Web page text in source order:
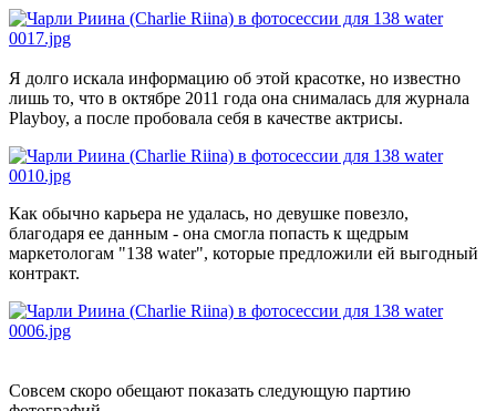
Я долго искала информацию об этой красотке, но известно
лишь то, что в октябре 2011 года она снималась для журнала
Playboy, а после пробовала себя в качестве актрисы.
Как обычно карьера не удалась, но девушке повезло,
благодаря ее данным - она смогла попасть к щедрым
маркетологам "138 water", которые предложили ей выгодный
контракт.
Совсем скоро обещают показать следующую партию